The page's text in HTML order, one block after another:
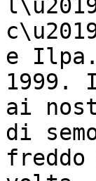
e
1999.
ai
di